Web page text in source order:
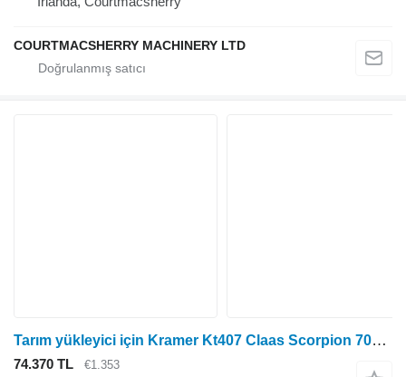
COURTMACSHERRY MACHINERY LTD
Tarım yükleyici için Kramer Kt407 Claas Scorpion 7035 Ön Aks Direksiyon Silindiri 26.25, 43 432968 hidrolik silindir
74.370 TL €1.353